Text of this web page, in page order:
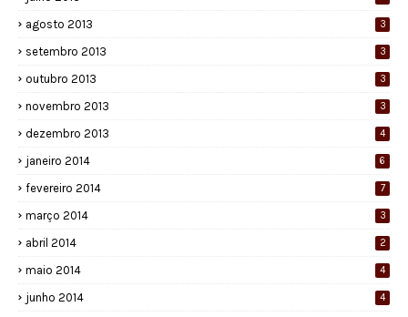
agosto 2013 3
setembro 2013 3
outubro 2013 3
novembro 2013 3
dezembro 2013 4
janeiro 2014 6
fevereiro 2014 7
março 2014 3
abril 2014 2
maio 2014 4
junho 2014 4